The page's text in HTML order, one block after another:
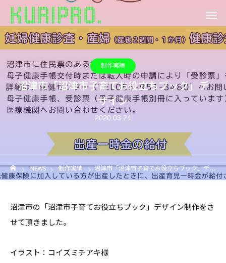
制作実績
沼津市「沼津市子育てお役立ちブック」デ
ザイン
2020.03.24
NEWS 制作実績 沼津市「沼津市子育てお役立ちブック」デザイン
沼津市の「沼津市子育てお役立ちブック」デザイン制作をさ
せて頂きました。
イラスト：コイズミチアキ様